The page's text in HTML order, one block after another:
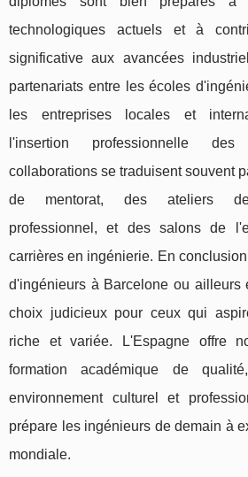
technologiques actuels et à
significative aux avancées
partenariats entre les écoles
les entreprises locales et
l'insertion professionnelle
collaborations se traduisent souvent
de mentorat, des ateliers de
professionnel, et des salons de
carrières en ingénierie. En
d'ingénieurs à Barcelone ou ailleurs
choix judicieux pour ceux qui
riche et variée. L'Espagne offre
formation académique de
environnement culturel et
prépare les ingénieurs de demain à
mondiale.